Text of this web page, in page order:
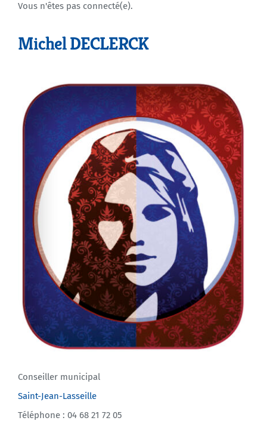
Agenda
Vous n'êtes pas connecté(e).
Michel DECLERCK
Conseiller municipal
Saint-Jean-Lasseille
Téléphone : 04 68 21 72 05